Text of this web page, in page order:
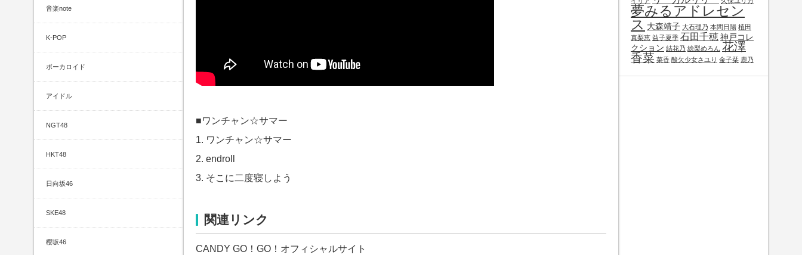
■ワンチャン☆サマー
1. ワンチャン☆サマー
2. endroll
3. そこに二度寝しよう
関連リンク
CANDY GO！GO！オフィシャルサイト
音楽note
K-POP
ボーカロイド
アイドル
NGT48
HKT48
日向坂46
SKE48
櫻坂46
夢みるアドレセン
ス 大森靖子 大石理乃 本間日陽 植田
真梨恵 益子夏季 石田千穂神戸コレ
クション 結花乃 絵梨めろん 花澤
香菜 菜香 酸欠少女さユり 金子栞 鹿乃